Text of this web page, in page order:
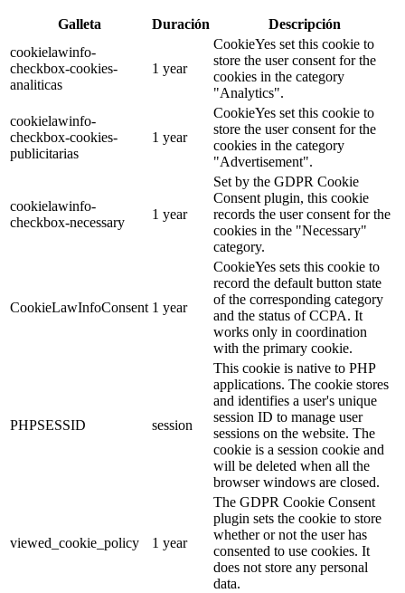
Galleta Duración
Descripción
cookielawinfo-
checkbox-cookies-
analiticas
1 year
CookieYes set this cookie to
store the user consent for the
cookies in the category
"Analytics".
cookielawinfo-
checkbox-cookies-
publicitarias
1 year
CookieYes set this cookie to
store the user consent for the
cookies in the category
"Advertisement".
cookielawinfo-
checkbox-necessary
1 year
Set by the GDPR Cookie
Consent plugin, this cookie
records the user consent for the
cookies in the "Necessary"
category.
CookieLawInfoConsent 1 year
CookieYes sets this cookie to
record the default button state
of the corresponding category
and the status of CCPA. It
works only in coordination
with the primary cookie.
PHPSESSID session
This cookie is native to PHP
applications. The cookie stores
and identifies a user's unique
session ID to manage user
sessions on the website. The
cookie is a session cookie and
will be deleted when all the
browser windows are closed.
viewed_cookie_policy 1 year
The GDPR Cookie Consent
plugin sets the cookie to store
whether or not the user has
consented to use cookies. It
does not store any personal
data.